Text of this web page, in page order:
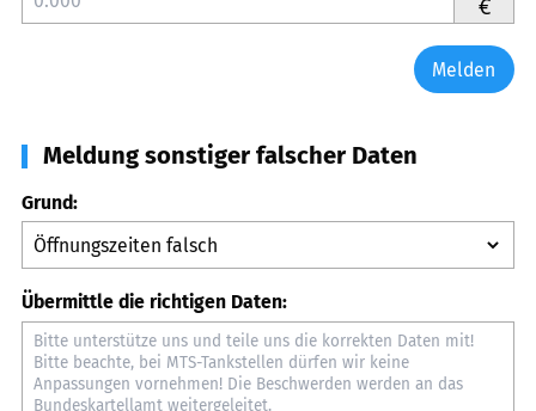
Melden
Meldung sonstiger falscher Daten
Grund:
Übermittle die richtigen Daten: